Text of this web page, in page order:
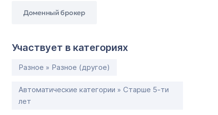
Доменный брокер
Участвует в категориях
Разное » Разное (другое)
Автоматические категории » Старше 5-ти
лет